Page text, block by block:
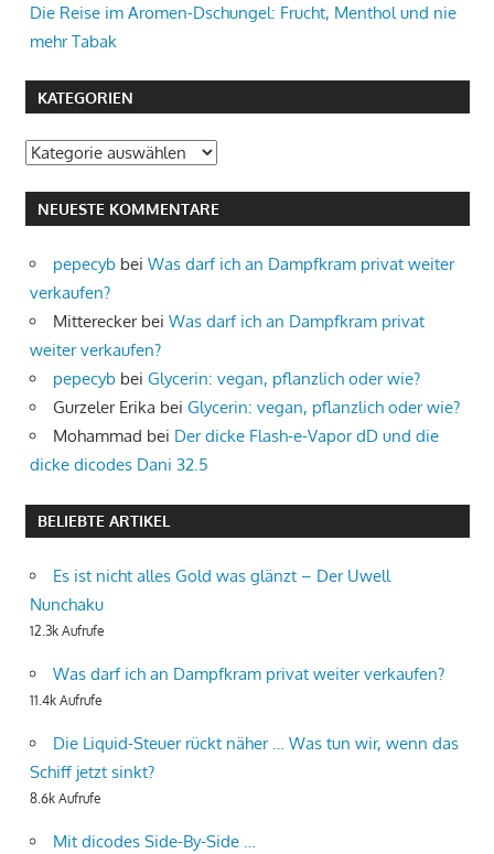
Die Reise im Aromen-Dschungel: Frucht, Menthol und nie
mehr Tabak
KATEGORIEN
Kategorien
NEUESTE KOMMENTARE
pepecyb bei Was darf ich an Dampfkram privat weiter
verkaufen?
Mittereckerbei Was darf ich an Dampfkram privat
weiter verkaufen?
pepecyb bei Glycerin: vegan, pflanzlich oder wie?
Gurzeler Erika bei Glycerin: vegan, pflanzlich oder wie?
Mohammad bei Der dicke Flash-e-Vapor dD und die
dicke dicodes Dani 32.5
BELIEBTE ARTIKEL
Es ist nicht alles Gold was glänzt – Der Uwell
Nunchaku
12.3k Aufrufe
Was darf ich an Dampfkram privat weiter verkaufen?
11.4k Aufrufe
Die Liquid-Steuer rückt näher … Was tun wir, wenn das
Schiff jetzt sinkt?
8.6k Aufrufe
Mit dicodes Side-By-Side …